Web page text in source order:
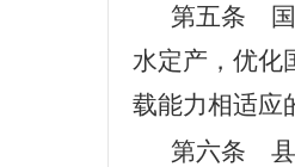
第五条 国
水定产，优化
载能力相适应
第六条 县